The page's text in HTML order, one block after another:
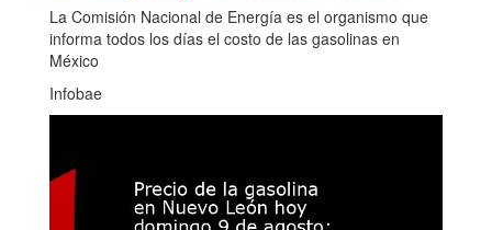
La Comisión Nacional de Energía es el organismo que
informa todos los días el costo de las gasolinas en
México
Infobae